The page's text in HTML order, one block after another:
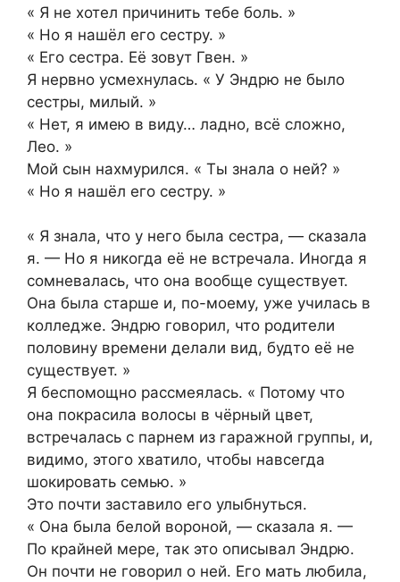
« Я не хотел причинить тебе боль. »
« Но я нашёл его сестру. »
« Его сестра. Её зовут Гвен. »
Я нервно усмехнулась. « У Эндрю не было
сестры, милый. »
« Нет, я имею в виду… ладно, всё сложно,
Лео. »
Мой сын нахмурился. « Ты знала о ней? »
« Но я нашёл его сестру. »
« Я знала, что у него была сестра, — сказала
я. — Но я никогда её не встречала. Иногда я
сомневалась, что она вообще существует.
Она была старше и, по-моему, уже училась в
колледже. Эндрю говорил, что родители
половину времени делали вид, будто её не
существует. »
Я беспомощно рассмеялась. « Потому что
она покрасила волосы в чёрный цвет,
встречалась с парнем из гаражной группы, и,
видимо, этого хватило, чтобы навсегда
шокировать семью. »
Это почти заставило его улыбнуться.
« Она была белой вороной, — сказала я. —
По крайней мере, так это описывал Эндрю.
Он почти не говорил о ней. Его мать любила,